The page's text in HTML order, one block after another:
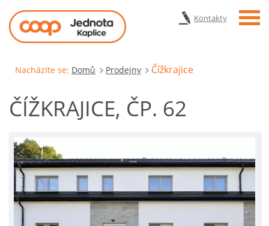
Kontakty Menu
Nacházíte se: Domů Prodejny Čížkrajice
ČÍŽKRAJICE, ČP. 62